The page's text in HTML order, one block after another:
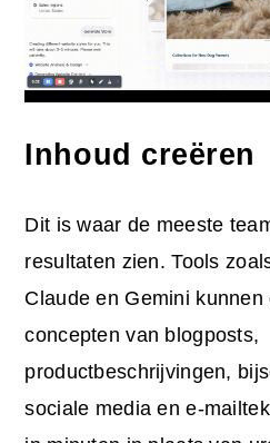
Inhoud creëren
Dit is waar de meeste
resultaten zien. Tools
Claude en Gemini kunnen
concepten van blogposts,
productbeschrijvingen,
sociale media en e-